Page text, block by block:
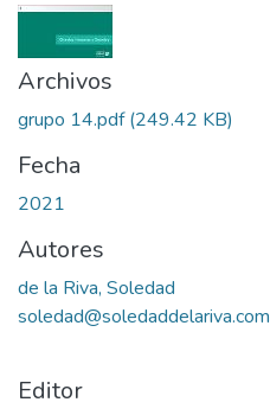
Archivos
grupo 14.pdf(249.42 KB)
Fecha
2021
Autores
de la Riva, Soledad
soledad@soledaddelariva.com
Editor